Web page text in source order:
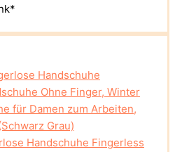
Handschuhe Fingerless